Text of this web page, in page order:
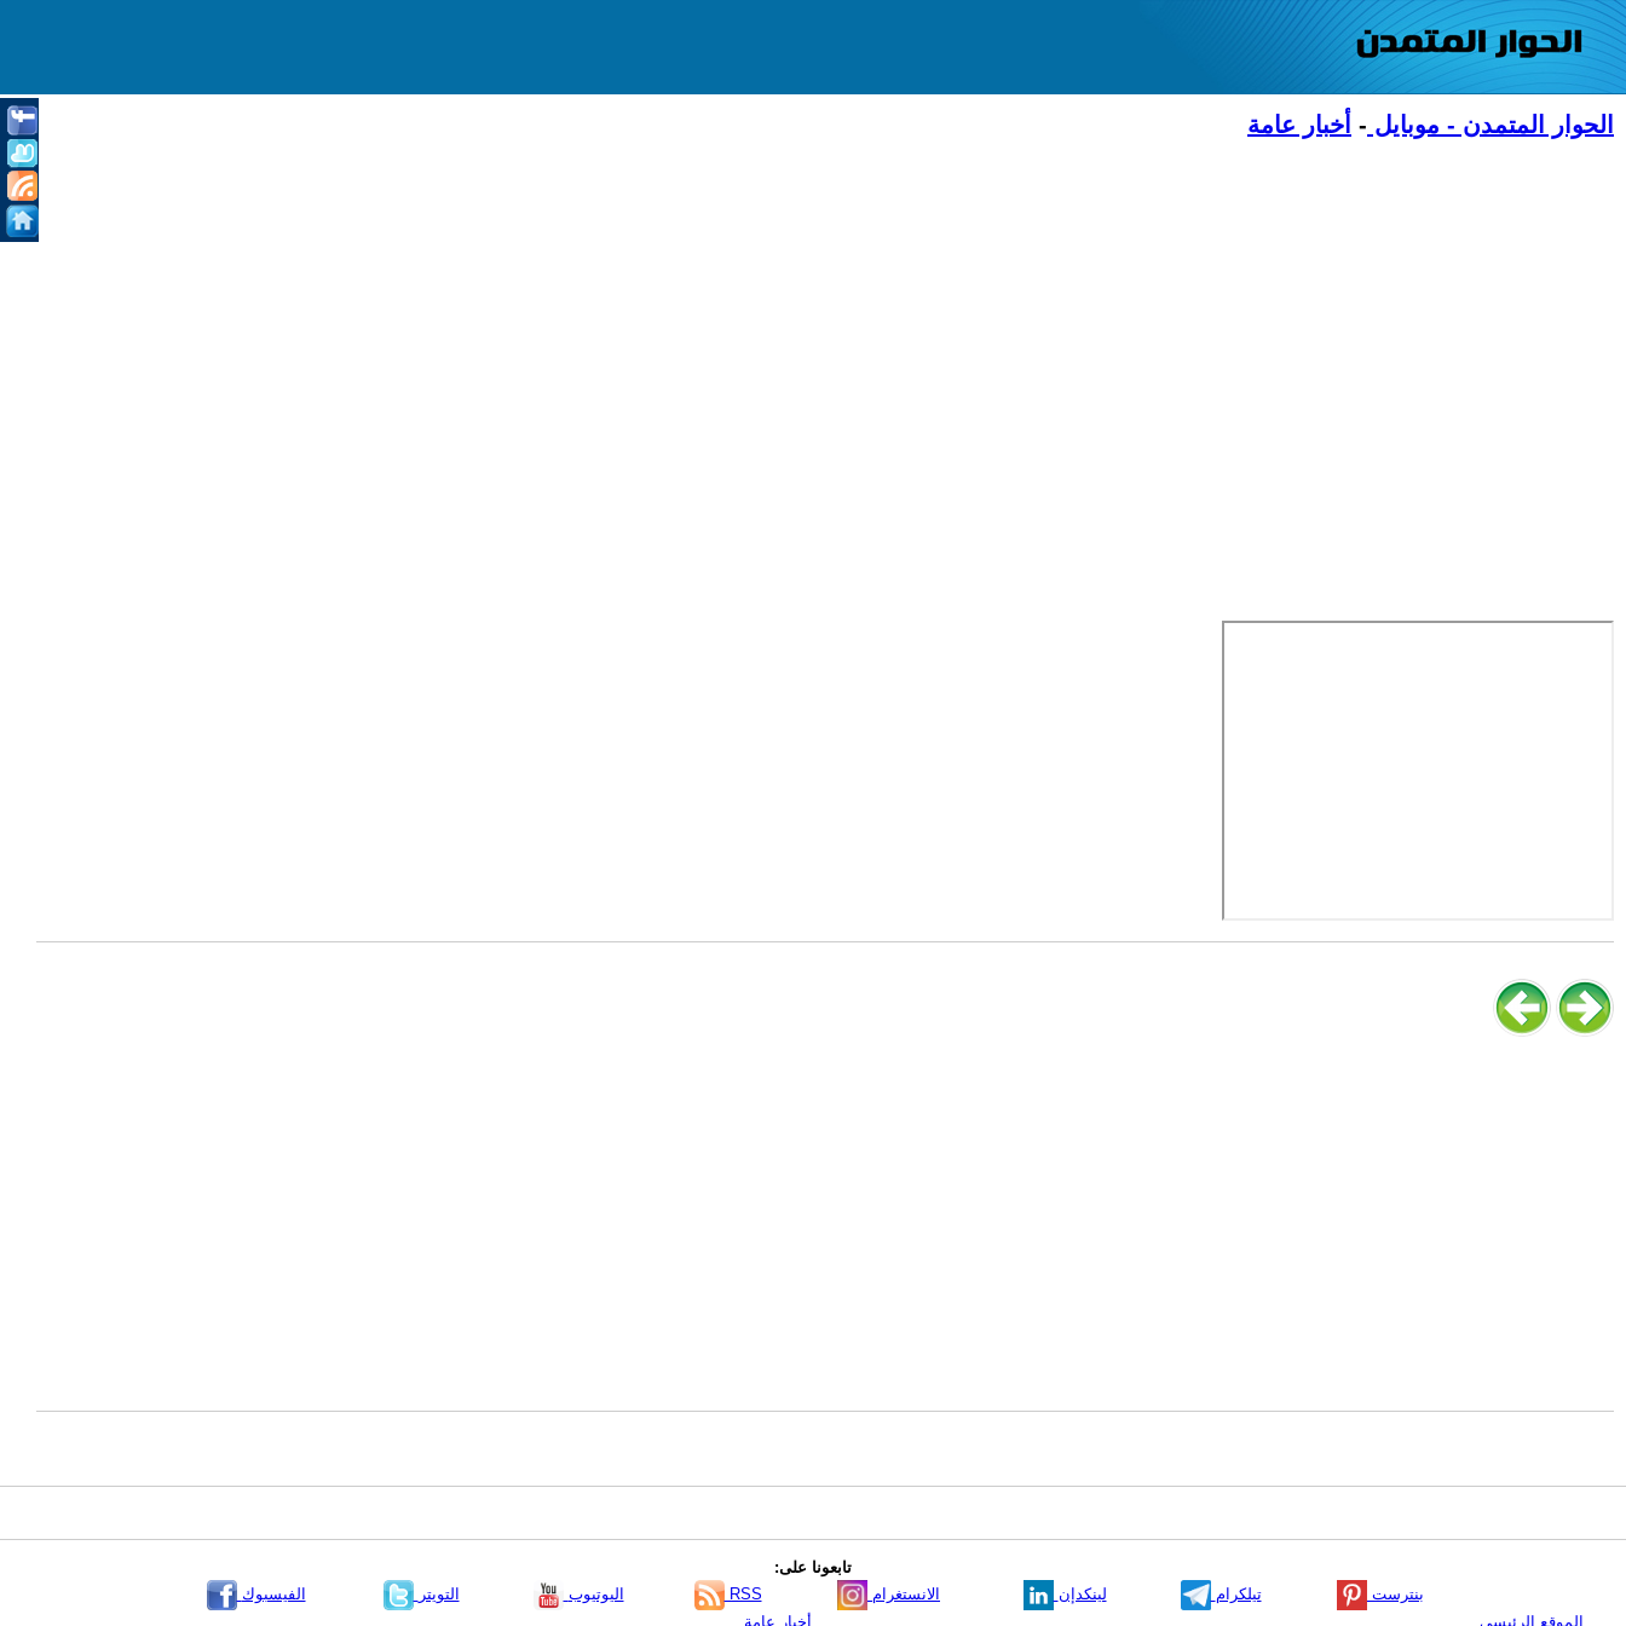
الحوار المتمدن - موبايل - أخبار عامة
تابعونا على:
الفيسبوك
التويتر اليوتيوب RSS الانستغرام لينكدإن تيلكرام
بنترست
الموقع الرئيسي
أخبار عامة